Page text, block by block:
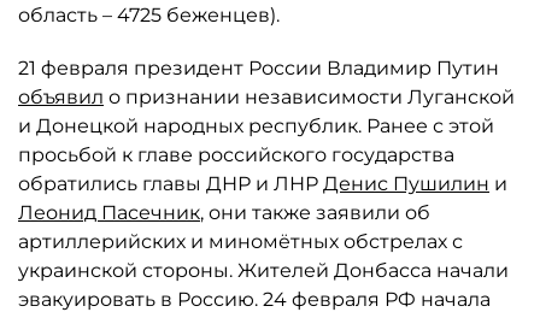
область – 4725 беженцев).
21 февраля президент России Владимир Путин
объявил о признании независимости Луганской
и Донецкой народных республик. Ранее с этой
просьбой к главе российского государства
обратились главы ДНР и ЛНР Денис Пушилин и
Леонид Пасечник, они также заявили об
артиллерийских и миномётных обстрелах с
украинской стороны. Жителей Донбасса начали
эвакуировать в Россию. 24 февраля РФ начала